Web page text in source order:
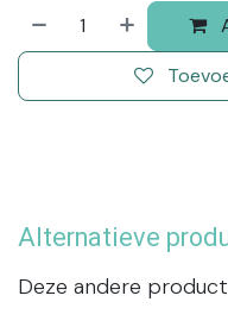
Alternatieve
Deze andere